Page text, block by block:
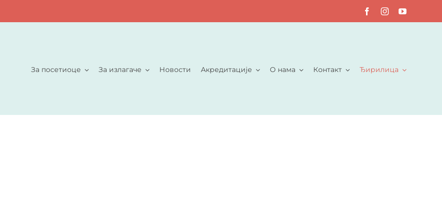
За посетиоце За излагаче Новости Акредитације О нама Контакт Ђирилица